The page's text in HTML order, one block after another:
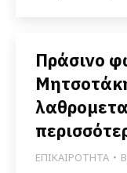
Πράσινο
ΕΠΙΚΑΙΡΟΤΗΤΑ